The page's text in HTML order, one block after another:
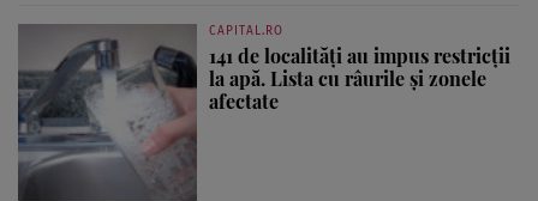
CAPITAL.RO
141 de localități au impus restricții
la apă. Lista cu râurile și zonele
afectate